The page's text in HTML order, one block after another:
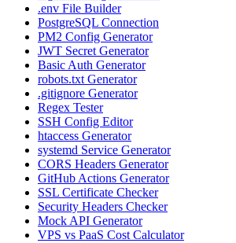
.env File Builder
PostgreSQL Connection
PM2 Config Generator
JWT Secret Generator
Basic Auth Generator
robots.txt Generator
.gitignore Generator
Regex Tester
SSH Config Editor
htaccess Generator
systemd Service Generator
CORS Headers Generator
GitHub Actions Generator
SSL Certificate Checker
Security Headers Checker
Mock API Generator
VPS vs PaaS Cost Calculator